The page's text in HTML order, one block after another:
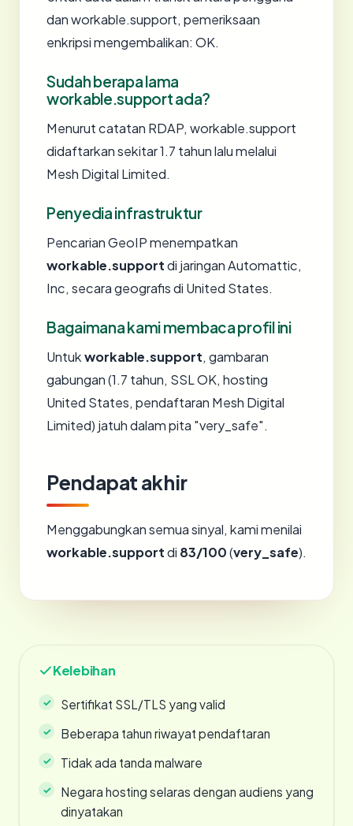
dan workable.support, pemeriksaan
enkripsi mengembalikan: OK.
Sudah berapa lama
workable.support ada?
Menurut catatan RDAP, workable.support
didaftarkan sekitar 1.7 tahun lalu melalui
Mesh Digital Limited.
Penyedia infrastruktur
Pencarian GeoIP menempatkan
workable.supportdi jaringan Automattic,
Inc, secara geografis di United States.
Bagaimana kami membaca profil ini
Untukworkable.support, gambaran
gabungan (1.7 tahun, SSL OK, hosting
United States, pendaftaran Mesh Digital
Limited) jatuh dalam pita "very_safe".
Pendapat akhir
Menggabungkan semua sinyal, kami menilai
workable.supportdi 83/100(very_safe).
Kelebihan
Sertifikat SSL/TLS yang valid
Beberapa tahun riwayat pendaftaran
Tidak ada tanda malware
Negara hosting selaras dengan audiens yang
dinyatakan